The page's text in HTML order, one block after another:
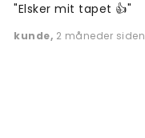
"Elsker mit tapet 👍"
kunde, 2 måneder siden